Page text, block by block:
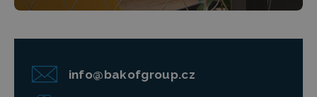
info@bakofgroup.cz